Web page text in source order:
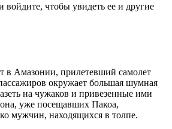
войдите, чтобы увидеть ее и другие
в Амазонии, прилетевший самолет
окружает большая шумная
на чужаков и привезенные ими
уже посещавших Пакоа,
мужчин, находящихся в толпе.